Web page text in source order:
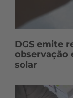
DGS emite
observação
solar